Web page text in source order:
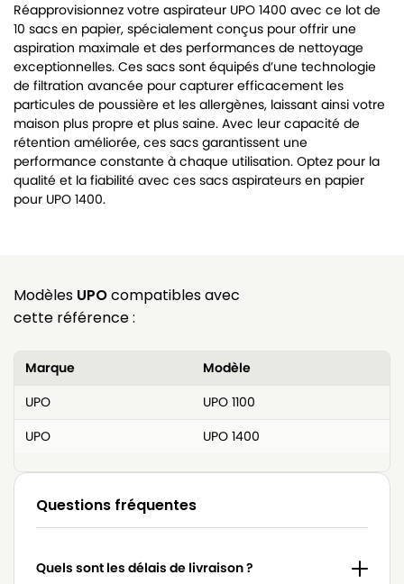
Réapprovisionnez votre aspirateur UPO 1400 avec ce lot de
10 sacs en papier, spécialement conçus pour offrir une
aspiration maximale et des performances de nettoyage
exceptionnelles. Ces sacs sont équipés d’une technologie
de filtration avancée pour capturer efficacement les
particules de poussière et les allergènes, laissant ainsi votre
maison plus propre et plus saine. Avec leur capacité de
rétention améliorée, ces sacs garantissent une
performance constante à chaque utilisation. Optez pour la
qualité et la fiabilité avec ces sacs aspirateurs en papier
pour UPO 1400.
Modèles UPOcompatibles avec
cette référence :
Marque
Modèle
UPO
UPO 1100
UPO
UPO 1400
Questions fréquentes
Quels sont les délais de livraison ?